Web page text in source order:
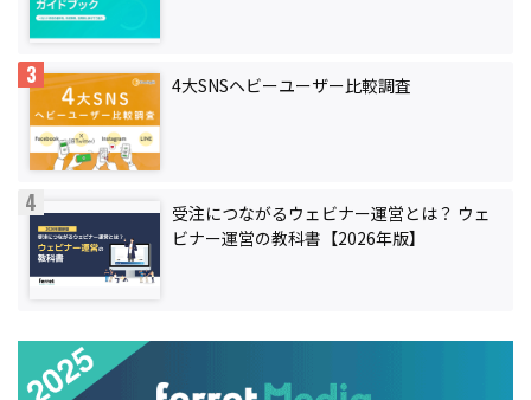
4大SNSヘビーユーザー比較調査
受注につながるウェビナー運営とは？ ウェ
ビナー運営の教科書【2026年版】